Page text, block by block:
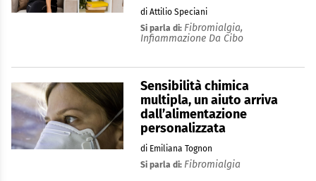
di Attilio Speciani
Si parla di: Fibromialgia,
Infiammazione Da Cibo
Sensibilità chimica
multipla, un aiuto arriva
dall’alimentazione
personalizzata
di Emiliana Tognon
Si parla di: Fibromialgia